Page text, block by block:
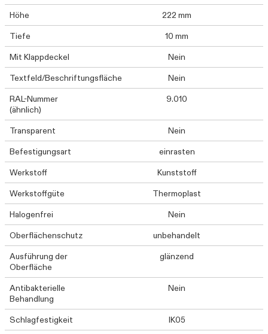
Höhe
222 mm
Tiefe
10 mm
Mit Klappdeckel
Nein
Textfeld/Beschriftungsfläche
Nein
RAL-Nummer
(ähnlich)
9.010
Transparent
Nein
Befestigungsart
einrasten
Werkstoff
Kunststoff
Werkstoffgüte
Thermoplast
Halogenfrei
Nein
Oberflächenschutz
unbehandelt
Ausführung der
Oberfläche
glänzend
Antibakterielle
Behandlung
Nein
Schlagfestigkeit
IK05